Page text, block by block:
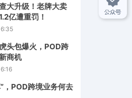
大升级！老牌大卖
亿遭重罚！
头包爆火，POD跨
商机
，POD跨境业务何去